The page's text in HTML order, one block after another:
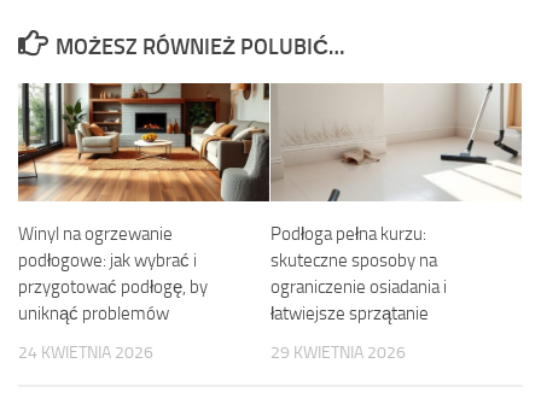
MOŻESZ RÓWNIEŻ POLUBIĆ…
Winyl na ogrzewanie
podłogowe: jak wybrać i
przygotować podłogę, by
uniknąć problemów
24 KWIETNIA 2026
Podłoga pełna kurzu:
skuteczne sposoby na
ograniczenie osiadania i
łatwiejsze sprzątanie
29 KWIETNIA 2026